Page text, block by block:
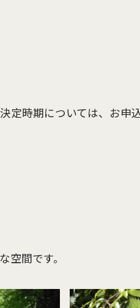
定時期については、お申
間です。